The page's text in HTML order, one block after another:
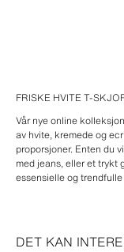
FRISKE HVITE T-
Vår nye online
av hvite, kremede og
proporsjoner. Enten du
med jeans, eller et trykt
essensielle og
DET KAN